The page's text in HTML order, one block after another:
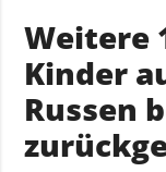
Weitere
Kinder
Russen